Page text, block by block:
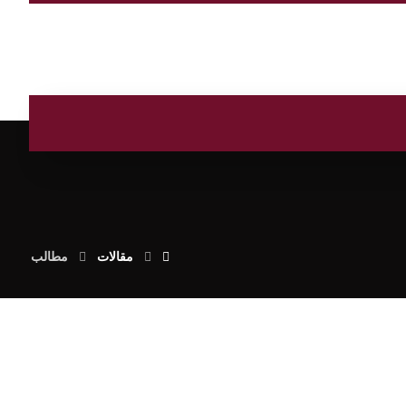
مقالات مطالب